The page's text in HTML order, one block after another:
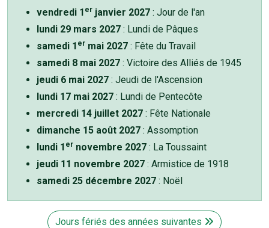
vendredi 1 er janvier 2027 : Jour de l'an
lundi 29 mars 2027 : Lundi de Pâques
samedi 1 er mai 2027 : Fête du Travail
samedi 8 mai 2027 : Victoire des Alliés de 1945
jeudi 6 mai 2027 : Jeudi de l'Ascension
lundi 17 mai 2027 : Lundi de Pentecôte
mercredi 14 juillet 2027 : Fête Nationale
dimanche 15 août 2027 : Assomption
lundi 1 er novembre 2027 : La Toussaint
jeudi 11 novembre 2027 : Armistice de 1918
samedi 25 décembre 2027 : Noël
Jours fériés des années suivantes